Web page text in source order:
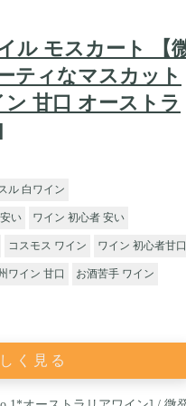
ル モスカート 【
ティなマスカット
ン 甘口 オーストラ
ル 白ワイン
い ワイン 初心者 安い
コスモス ワイン ワイン 初心者甘口
ワイン 甘口 お酒苦手 ワイン
く見る